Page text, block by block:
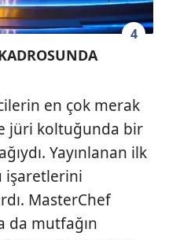
4
en çok merak
jüri koltuğunda bir
Yayınlanan ilk
işaretlerini
MasterChef
da mutfağın